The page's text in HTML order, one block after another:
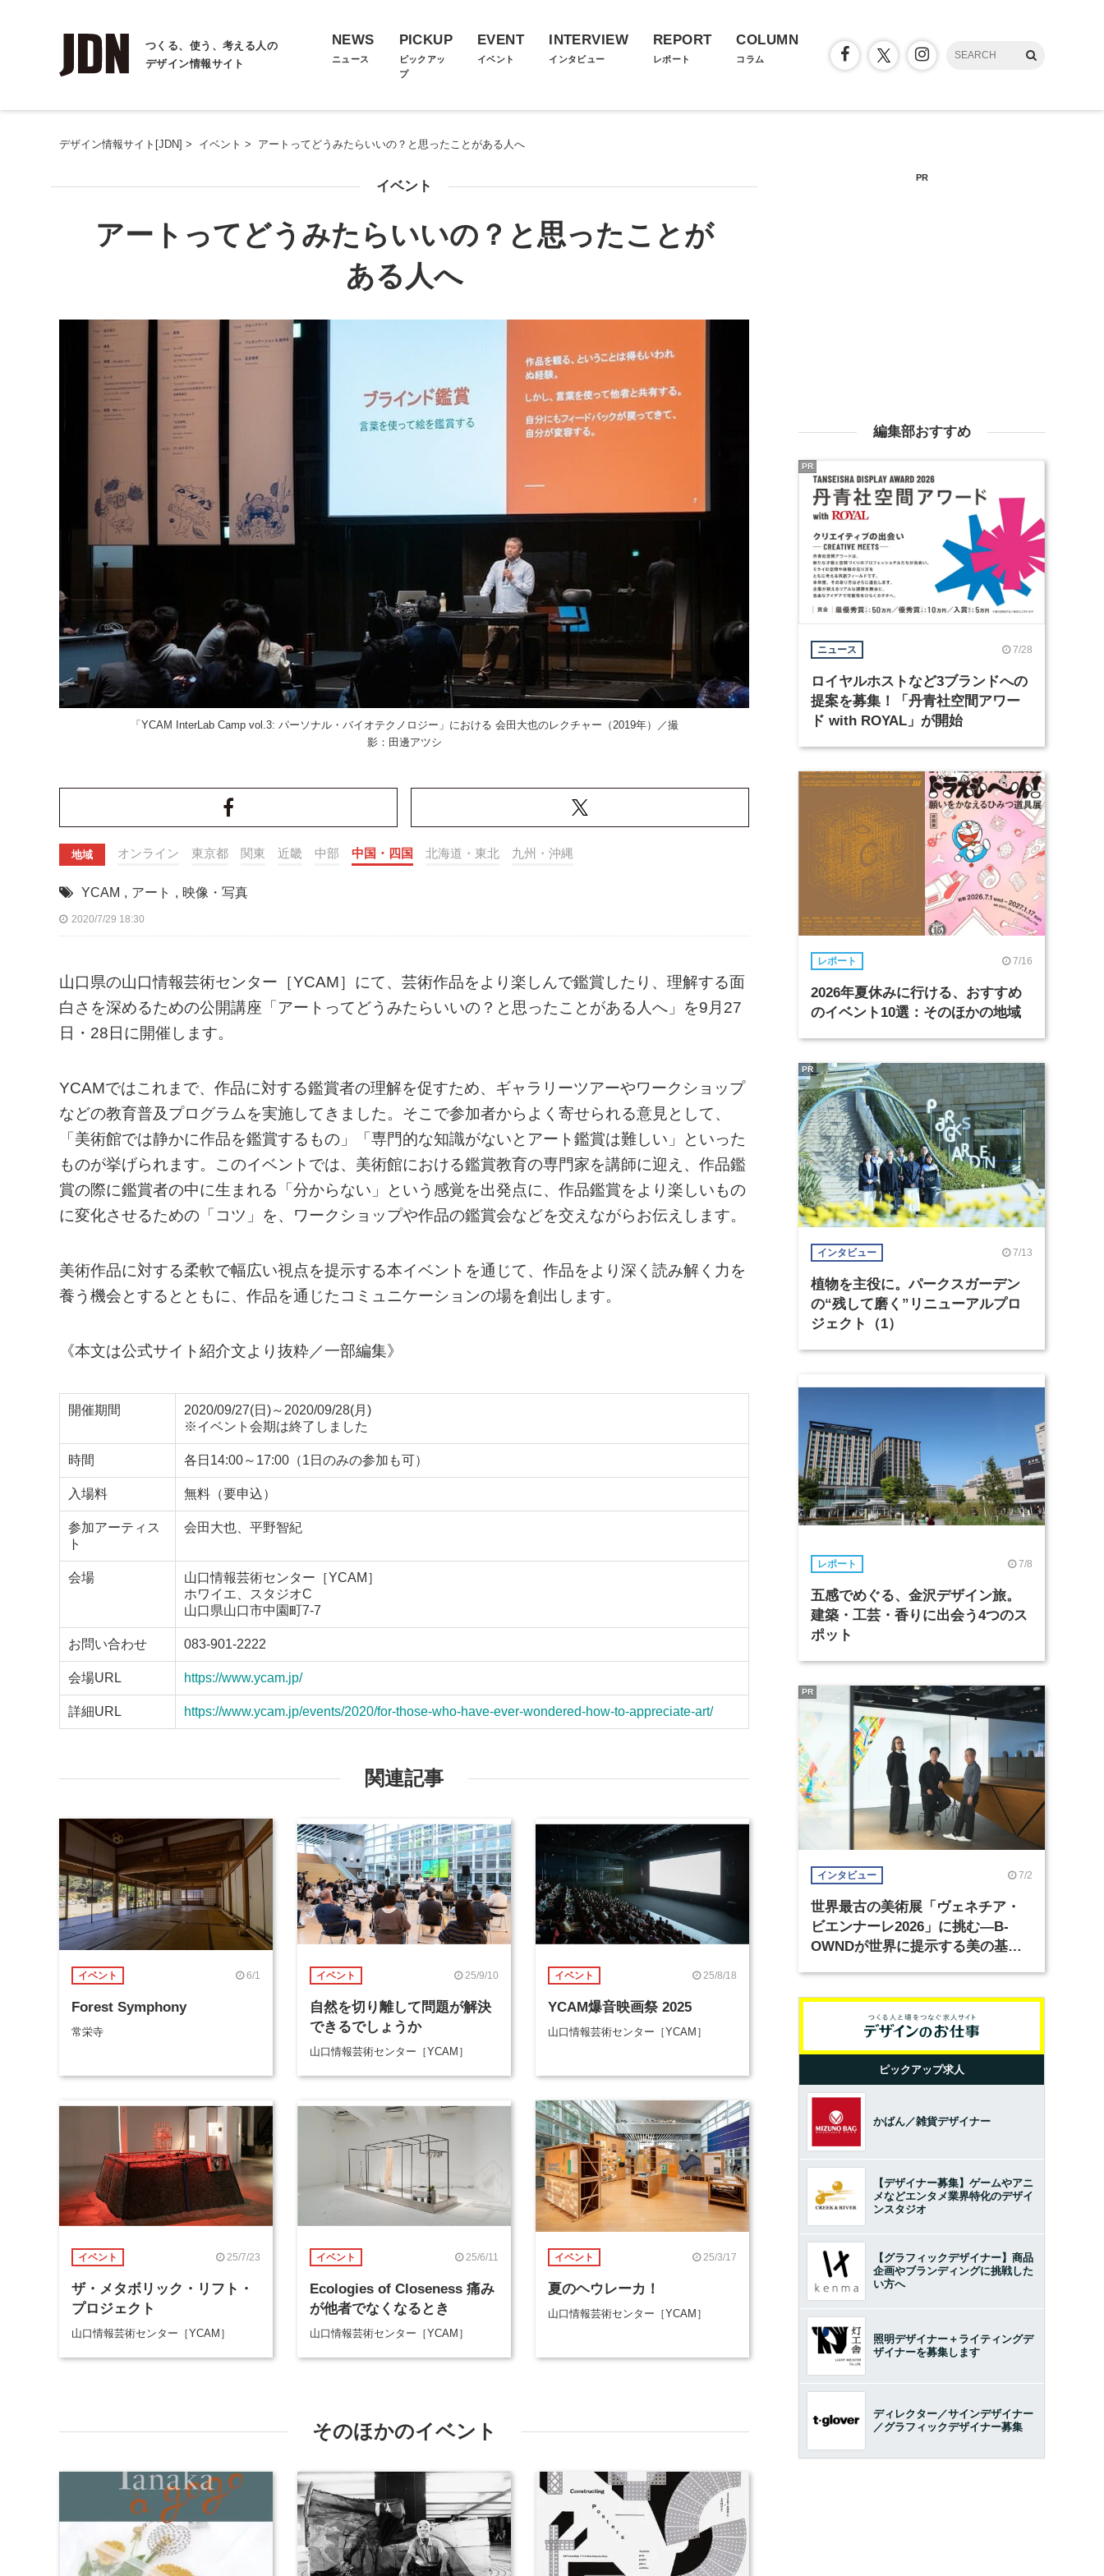
つくる、使う、考える人の
デザイン情報サイト
NEWS
ニュース
PICKUP
ピックアッ
プ
EVENT
イベント
INTERVIEW
インタビュー
REPORT
レポート
COLUMN
コラム
デザイン情報サイト[JDN] > イベント > アートってどうみたらいいの？と思ったことがある人へ
イベント
アートってどうみたらいいの？と思ったことが
ある人へ
「YCAM InterLab Camp vol.3: パーソナル・バイオテクノロジー」における 会田大也のレクチャー（2019年）／撮
影：田邊アツシ
地域 オンライン 東京都 関東 近畿 中部 中国・四国 北海道・東北 九州・沖縄
YCAM , アート , 映像・写真
2020/7/29 18:30
山口県の山口情報芸術センター［YCAM］にて、芸術作品をより楽しんで鑑賞したり、理解する面
白さを深めるための公開講座「アートってどうみたらいいの？と思ったことがある人へ」を9月27
日・28日に開催します。
YCAMではこれまで、作品に対する鑑賞者の理解を促すため、ギャラリーツアーやワークショップ
などの教育普及プログラムを実施してきました。そこで参加者からよく寄せられる意見として、
「美術館では静かに作品を鑑賞するもの」「専門的な知識がないとアート鑑賞は難しい」といった
ものが挙げられます。このイベントでは、美術館における鑑賞教育の専門家を講師に迎え、作品鑑
賞の際に鑑賞者の中に生まれる「分からない」という感覚を出発点に、作品鑑賞をより楽しいもの
に変化させるための「コツ」を、ワークショップや作品の鑑賞会などを交えながらお伝えします。
美術作品に対する柔軟で幅広い視点を提示する本イベントを通じて、作品をより深く読み解く力を
養う機会とするとともに、作品を通じたコミュニケーションの場を創出します。
《本文は公式サイト紹介文より抜粋／一部編集》
開催期間
2020/09/27(日)～2020/09/28(月)
※イベント会期は終了しました
時間 各日14:00～17:00（1日のみの参加も可）
入場料 無料（要申込）
参加アーティス
ト
会田大也、平野智紀
会場
山口情報芸術センター［YCAM］
ホワイエ、スタジオC
山口県山口市中園町7-7
お問い合わせ 083-901-2222
会場URL https://www.ycam.jp/
詳細URL https://www.ycam.jp/events/2020/for-those-who-have-ever-wondered-how-to-appreciate-art/
関連記事
イベント 6/1
Forest Symphony
常栄寺
イベント 25/9/10
自然を切り離して問題が解決
できるでしょうか
山口情報芸術センター［YCAM］
イベント 25/8/18
YCAM爆音映画祭 2025
山口情報芸術センター［YCAM］
イベント 25/7/23
ザ・メタボリック・リフト・
プロジェクト
山口情報芸術センター［YCAM］
イベント 25/6/11
Ecologies of Closeness 痛み
が他者でなくなるとき
山口情報芸術センター［YCAM］
イベント 25/3/17
夏のヘウレーカ！
山口情報芸術センター［YCAM］
そのほかのイベント
PR
編集部おすすめ
ニュース 7/28
ロイヤルホストなど3ブランドへの
提案を募集！「丹青社空間アワー
ド with ROYAL」が開始
PR
レポート 7/16
2026年夏休みに行ける、おすすめ
のイベント10選：そのほかの地域
インタビュー 7/13
植物を主役に。パークスガーデン
の“残して磨く”リニューアルプロ
ジェクト（1）
PR
レポート 7/8
五感でめぐる、金沢デザイン旅。
建築・工芸・香りに出会う4つのス
ポット
インタビュー 7/2
世界最古の美術展「ヴェネチア・
ビエンナーレ2026」に挑む―B-
OWNDが世界に提示する美の基準
PR
ピックアップ求人
かばん／雑貨デザイナー
【デザイナー募集】ゲームやアニ
メなどエンタメ業界特化のデザイ
ンスタジオ
【グラフィックデザイナー】商品
企画やブランディングに挑戦した
い方へ
照明デザイナー＋ライティングデ
ザイナーを募集します
ディレクター／サインデザイナー
／グラフィックデザイナー募集